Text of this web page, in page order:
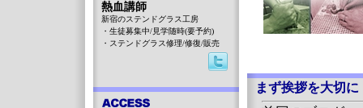
まず挨拶を大切
熱血講師
新宿のステンドグラス工房
・生徒募集中/見学随時(要予約)
・ステンドグラス修理/修復/販売